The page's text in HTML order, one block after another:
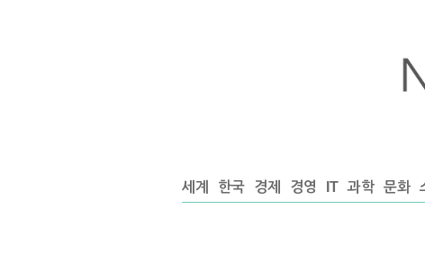
세계 한국 경제 경영 IT 과학 문화